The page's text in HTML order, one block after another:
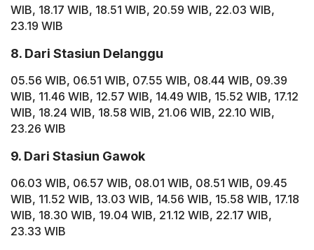
WIB, 18.17 WIB, 18.51 WIB, 20.59 WIB, 22.03 WIB,
23.19 WIB
8. Dari Stasiun Delanggu
05.56 WIB, 06.51 WIB, 07.55 WIB, 08.44 WIB, 09.39
WIB, 11.46 WIB, 12.57 WIB, 14.49 WIB, 15.52 WIB, 17.12
WIB, 18.24 WIB, 18.58 WIB, 21.06 WIB, 22.10 WIB,
23.26 WIB
9. Dari Stasiun Gawok
06.03 WIB, 06.57 WIB, 08.01 WIB, 08.51 WIB, 09.45
WIB, 11.52 WIB, 13.03 WIB, 14.56 WIB, 15.58 WIB, 17.18
WIB, 18.30 WIB, 19.04 WIB, 21.12 WIB, 22.17 WIB,
23.33 WIB